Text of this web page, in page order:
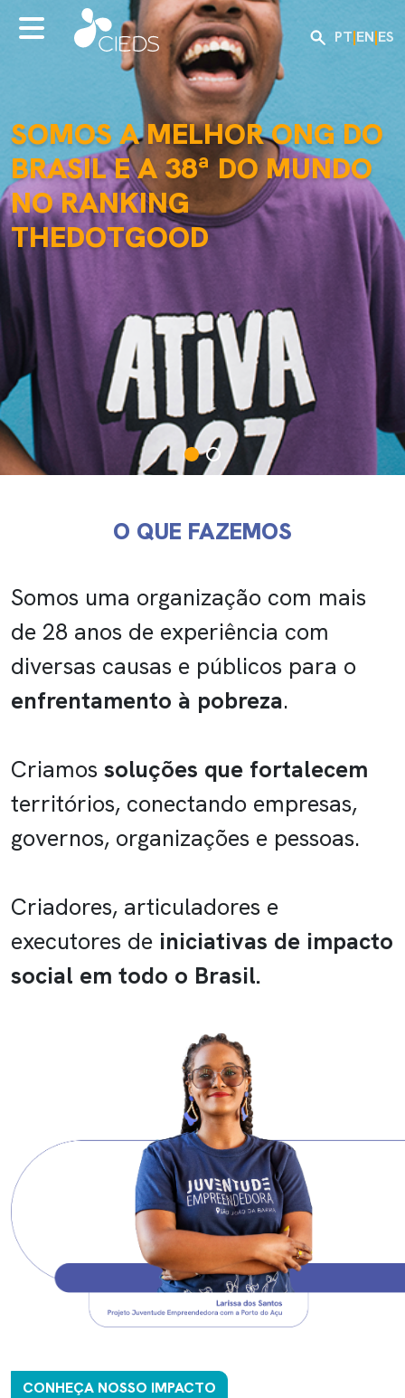
PT|EN|ES
SOMOS A MELHOR ONG DO
BRASIL E A 38ª DO MUNDO
NO RANKING
THEDOTGOOD
MAIS DE 28 ANOS DE
IMPACTO SOCIAL POSITIVO
EM TODO O BRASIL
O QUE FAZEMOS
Somos uma organização com mais
de 28 anos de experiência com
diversas causas e públicos para o
enfrentamento à pobreza. ​
Criamos soluções que fortalecem
territórios, conectando empresas,
governos, organizações e pessoas.​
Criadores, articuladores e
executores de iniciativas de impacto
social em todo o Brasil.
CONHEÇA NOSSO IMPACTO